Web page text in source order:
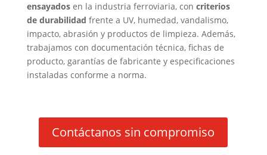
ensayadosen la industria ferroviaria, con criterios
de durabilidad frente a UV, humedad, vandalismo,
impacto, abrasión y productos de limpieza. Además,
trabajamos con documentación técnica, fichas de
producto, garantías de fabricante y especificaciones
instaladas conforme a norma.
Contáctanos sin compromiso